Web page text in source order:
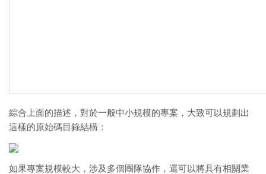
綜合上面的描述，對於一般中小規模的專案，大致可以規劃出
這樣的原始碼目錄結構：
如果專案規模較大，涉及多個團隊協作，還可以將具有相關業